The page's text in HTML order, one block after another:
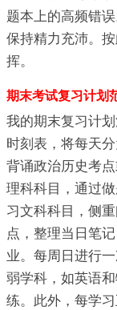
题本上的高频错
保持精力充沛。
挥。
期末考试复习计划
我的期末复习计
时刻表，将每天
背诵政治历史考
理科科目，通过
习文科科目，侧
点，整理当日笔
业。每周日进行
弱学科，如英语
练。此外，每学